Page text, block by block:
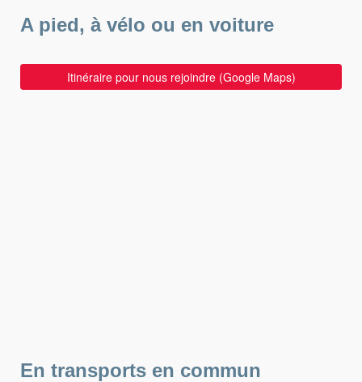
A pied, à vélo ou en voiture
Itinéraire pour nous rejoindre (Google Maps)
En transports en commun